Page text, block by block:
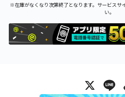
※在庫がなくなり次第終了となります。サービスサ
い。
X